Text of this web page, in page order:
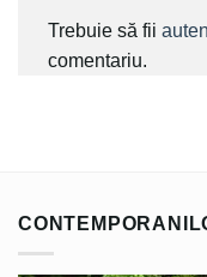
Trebuie să fii
comentariu.